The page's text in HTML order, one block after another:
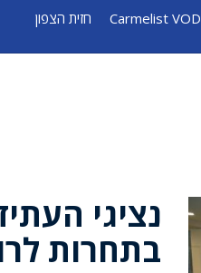
Carmelist VOD חזית הצפון
נציגי
בתחרות